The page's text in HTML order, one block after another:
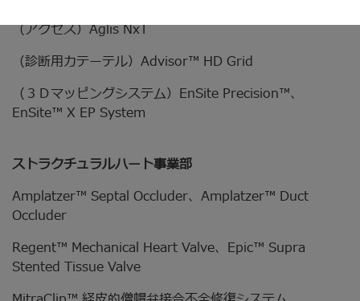
（アクセス）Aglis NxT
（診断用カテーテル）Advisor™ HD Grid
（３Ｄマッピングシステム）EnSite Precision™、
EnSite™ X EP System
ストラクチュラルハート事業部
Amplatzer™ Septal Occluder、Amplatzer™ Duct
Occluder
Regent™ Mechanical Heart Valve、Epic™ Supra
Stented Tissue Valve